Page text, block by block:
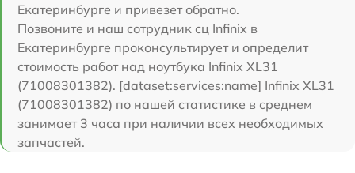
Екатеринбурге и привезет обратно.
Позвоните и наш сотрудник сц Infinix в
Екатеринбурге проконсультирует и определит
стоимость работ над ноутбука Infinix XL31
(71008301382). [dataset:services:name] Infinix XL31
(71008301382) по нашей статистике в среднем
занимает 3 часа при наличии всех необходимых
запчастей.